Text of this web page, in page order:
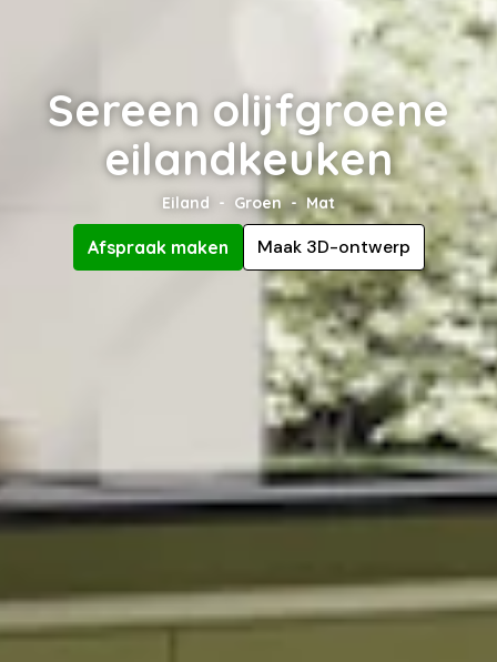
Sereen olijfgroene
eilandkeuken
Eiland Groen Mat
Afspraak maken Maak 3D-ontwerp